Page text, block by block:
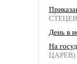
День в
На
ЦАРЕВ)